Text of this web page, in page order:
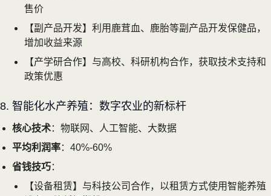
售价
【副产品开发】利用鹿茸血、鹿胎等副产品开发保健品，
增加收益来源
【产学研合作】与高校、科研机构合作，获取技术支持和
政策优惠
8. 智能化水产养殖：数字农业的新标杆
核心技术：物联网、人工智能、大数据
平均利润率：40%-60%
省钱技巧：
【设备租赁】与科技公司合作，以租赁方式使用智能养殖